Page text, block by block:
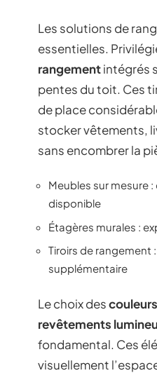
Les solutions de
essentielles.
rangementintégrés
pentes du toit. Ces
de place
stocker vêtements,
sans encombrer la
Meubles sur mesure
disponible
Étagères murales :
Tiroirs de rangement
supplémentaire
Le choix des
revêtements
fondamental. Ces
visuellement